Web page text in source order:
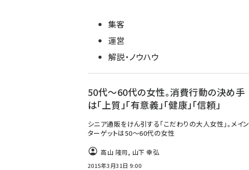
集客
運営
解説・ノウハウ
50代〜60代の女性。消費行動の決め手
は「上質」「有意義」「健康」「信頼」
シニア通販をけん引する「こだわりの大人女性」。メイン
ターゲットは50〜60代の女性
高山 隆司, 山下 幸弘
2015年3月31日 9:00